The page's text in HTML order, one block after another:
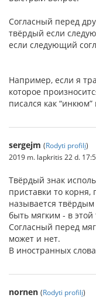
Согласный перед
твёрдый если
если следующий
Например, если я
которое
писался как
sergejm (Rodyti profilį)
2019 m. lapkritis 22 d.
Твёрдый знак
приставки то
называется
быть мягким - в
Согласный перед
может и нет.
В иностранных
nornen (Rodyti profilį)